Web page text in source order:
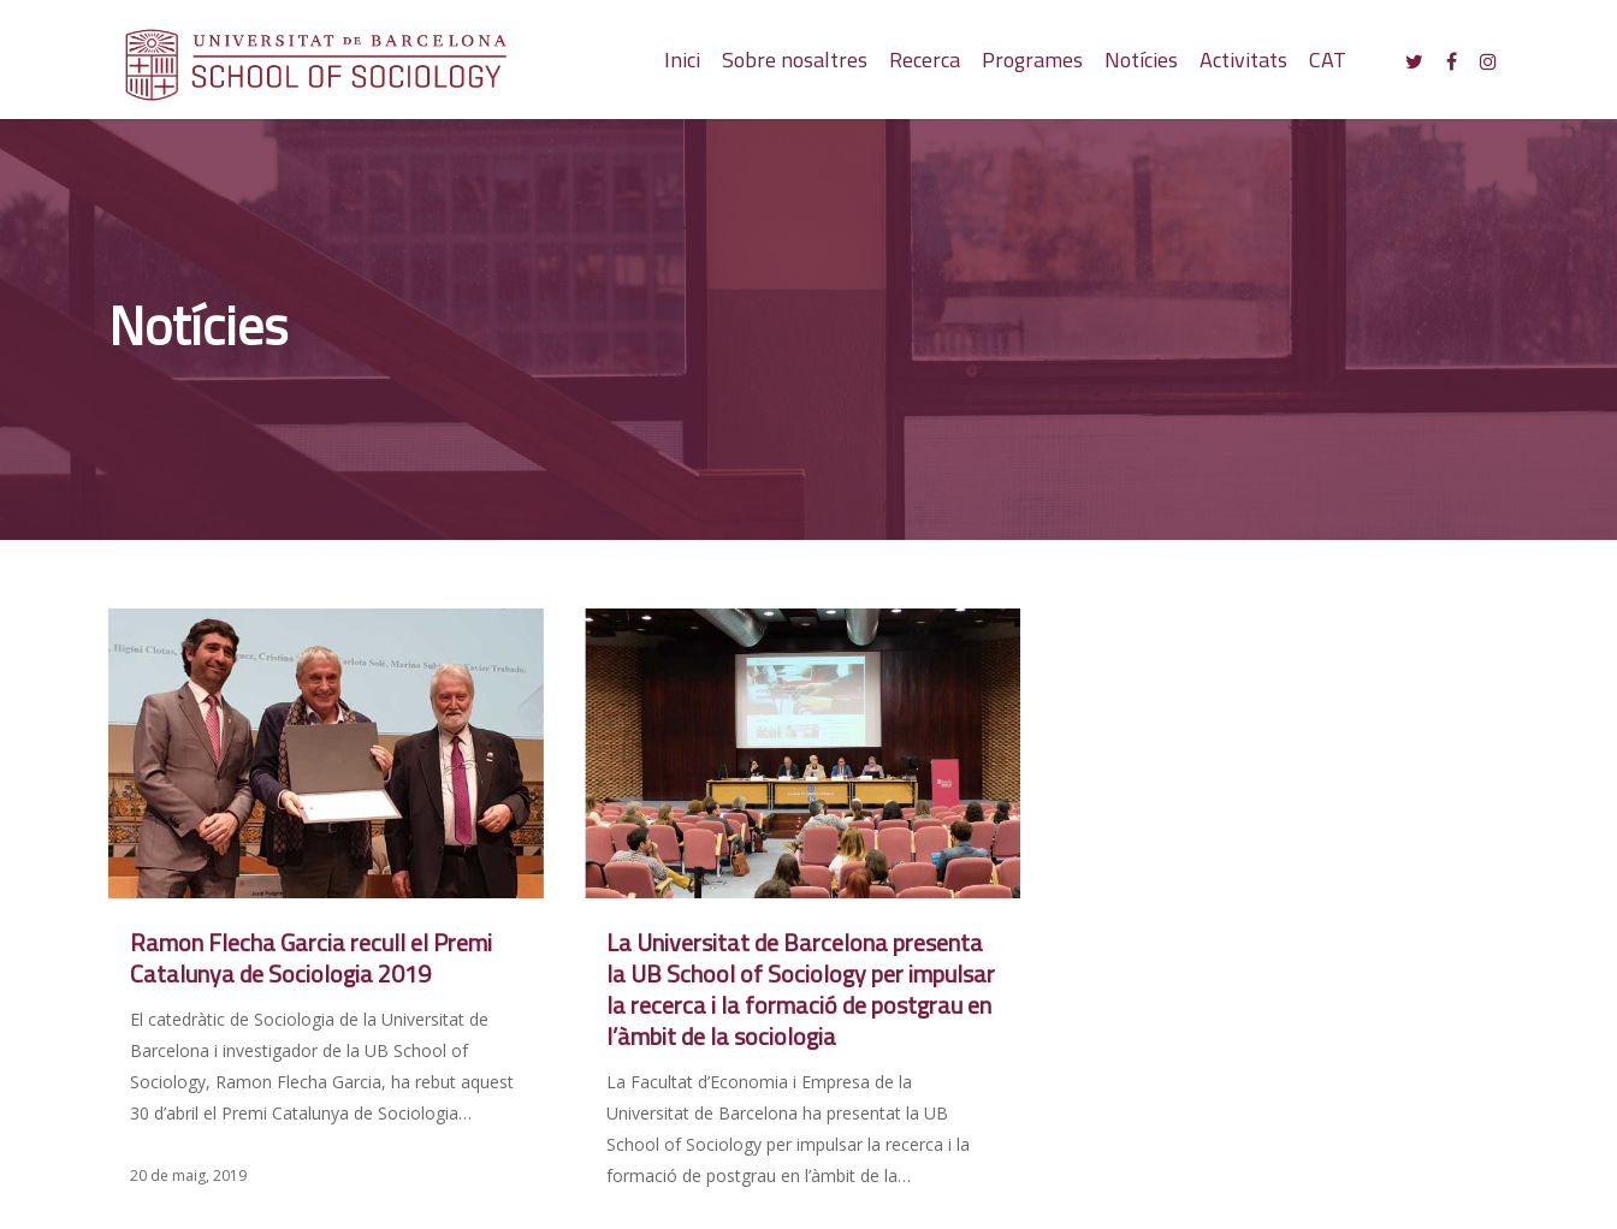
Inici Sobre nosaltres Recerca Programes Notícies Activitats CAT
Notícies
Ramon Flecha Garcia recull el Premi
Catalunya de Sociologia 2019
El catedràtic de Sociologia de la Universitat de
Barcelona i investigador de la UB School of
Sociology, Ramon Flecha Garcia, ha rebut aquest
30 d’abril el Premi Catalunya de Sociologia…
20 de maig, 2019
La Universitat de Barcelona presenta
la UB School of Sociology per impulsar
la recerca i la formació de postgrau en
l’àmbit de la sociologia
La Facultat d’Economia i Empresa de la
Universitat de Barcelona ha presentat la UB
School of Sociology per impulsar la recerca i la
formació de postgrau en l’àmbit de la…